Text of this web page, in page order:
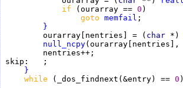
if (ourarray == 0
goto memfail
}
         ourarray[nentries] = (
char *)
null_ncpy(ourarray[nentries],
skip
}
while (_dos_findnext(&entry) == 0